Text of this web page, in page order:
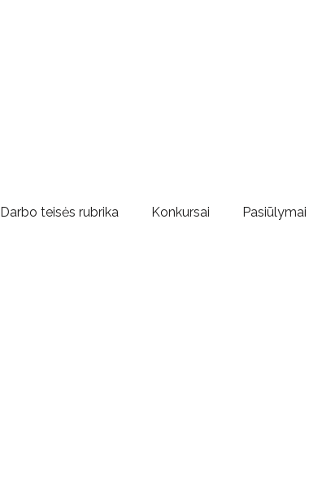
Darbo teisės rubrika Konkursai Pasiūlymai